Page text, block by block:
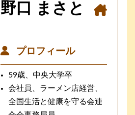
野口 まさと
プロフィール
59歳、中央大学卒
会社員、ラーメン店経営、
全国生活と健康を守る会連